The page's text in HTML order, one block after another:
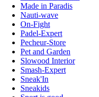
Made in Paradis
Nauti-wave
On-Fight
Padel-Expert
Pecheur-Store
Pet and Garden
Slowood Interior
Smash-Expert
Sneak'In
Sneakids